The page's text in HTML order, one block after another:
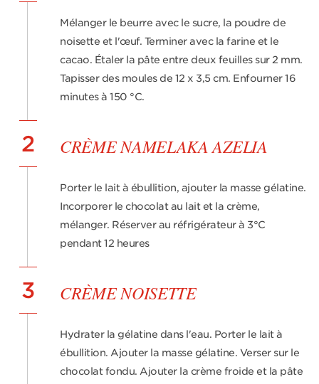
Mélanger le beurre avec le sucre, la poudre de
noisette et l'œuf. Terminer avec la farine et le
cacao. Étaler la pâte entre deux feuilles sur 2 mm.
Tapisser des moules de 12 x 3,5 cm. Enfourner 16
minutes à 150 °C.
2 CRÈME NAMELAKA AZELIA
Porter le lait à ébullition, ajouter la masse gélatine.
Incorporer le chocolat au lait et la crème,
mélanger. Réserver au réfrigérateur à 3°C
pendant 12 heures
3 CRÈME NOISETTE
Hydrater la gélatine dans l'eau. Porter le lait à
ébullition. Ajouter la masse gélatine. Verser sur le
chocolat fondu. Ajouter la crème froide et la pâte